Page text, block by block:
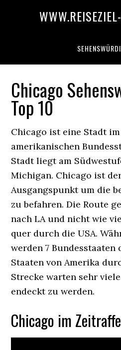
Chicago
Top 10
Chicago ist eine Stadt
amerikanischen
Stadt liegt am
Michigan. Chicago ist
Ausgangspunkt um die
zu befahren. Die Route
nach LA und nicht wie
quer durch die USA.
werden 7
Staaten von Amerika
Strecke warten sehr
endeckt zu werden.
Chicago im